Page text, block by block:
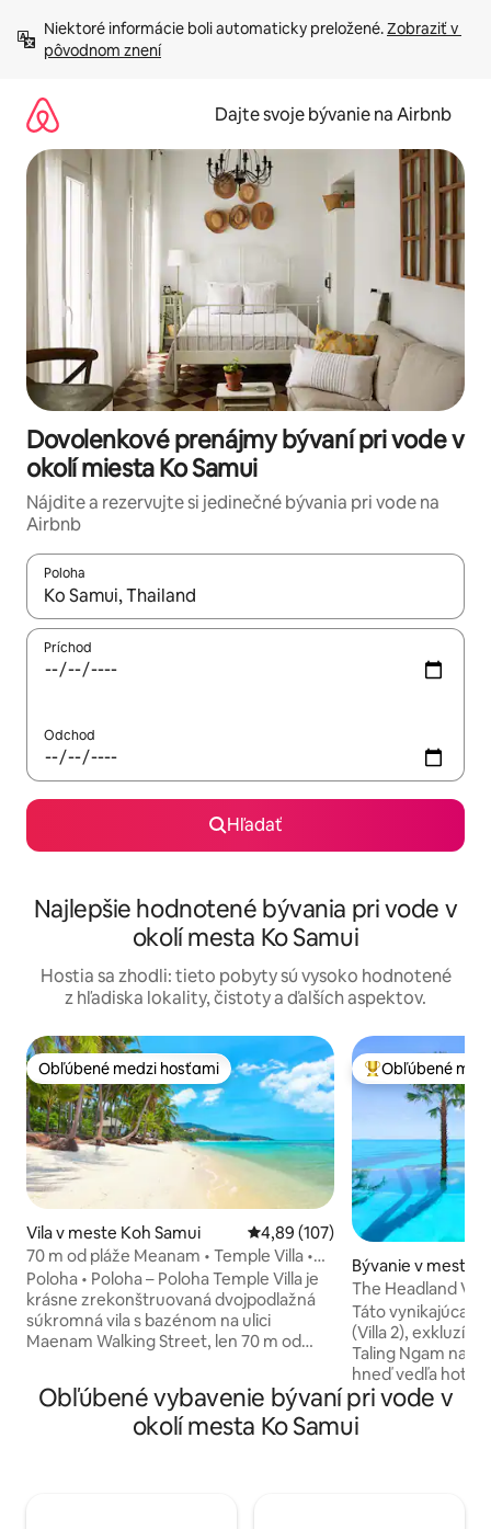
obsah.
Niektoré informácie boli automaticky preložené. Zobraziť v
pôvodnom znení
Dajte svoje bývanie na Airbnb
Dovolenkové prenájmy bývaní pri vode v
okolí miesta Ko Samui
Nájdite a rezervujte si jedinečné bývania pri vode na
Airbnb
Poloha
Keď budú výsledky k dispozícii, môžete si ich prechádzať
Príchod
Odchod
Hľadať
Najlepšie hodnotené bývania pri vode v
okolí mesta Ko Samui
Hostia sa zhodli: tieto pobyty sú vysoko hodnotené
z hľadiska lokality, čistoty a ďalších aspektov.
Obľúbené medzi hosťami
Obľúbené medzi hosťami
Vila v meste Koh Samui Priemerné ohodnotenie 4,89 z
4,89 (107)
70 m od pláže Meanam • Temple Villa •
Skvelá poloha
Poloha • Poloha – Poloha Temple Villa je
krásne zrekonštruovaná dvojpodlažná
súkromná vila s bazénom na ulici
Maenam Walking Street, len 70 m od
záhradnú oázu so súkromným bazénom
v tvare obličky, ležadlami a plynulým
prechodom medzi vnútorným a
Najobľúbenejšie
Obľúbené
Bývanie v meste
The Headland
slnka Samui
Táto vynikajúca
(Villa 2),
Taling Ngam na
hneď vedľa
Môže sa
na pláž,
bazénom,
Obľúbené vybavenie bývaní pri vode v
okolí mesta Ko Samui